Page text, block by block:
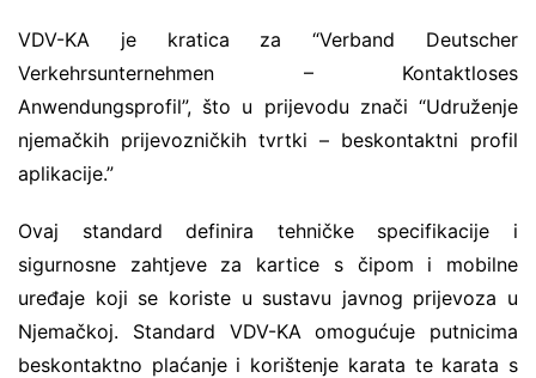
VDV-KA je kratica za “Verband Deutscher
Verkehrsunternehmen – Kontaktloses
Anwendungsprofil”, što u prijevodu znači “Udruženje
njemačkih prijevozničkih tvrtki – beskontaktni profil
aplikacije.”
Ovaj standard definira tehničke specifikacije i
sigurnosne zahtjeve za kartice s čipom i mobilne
uređaje koji se koriste u sustavu javnog prijevoza u
Njemačkoj. Standard VDV-KA omogućuje putnicima
beskontaktno plaćanje i korištenje karata te karata s